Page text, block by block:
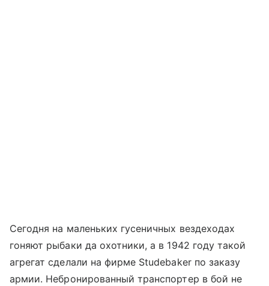
Сегодня на маленьких гусеничных вездеходах
гоняют рыбаки да охотники, а в 1942 году такой
агрегат сделали на фирме Studebaker по заказу
армии. Небронированный транспортер в бой не